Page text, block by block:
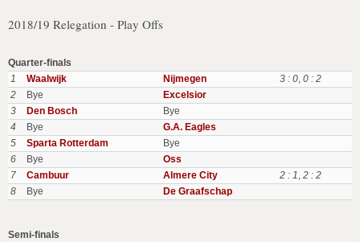
2018/19 Relegation - Play Offs
Quarter-finals
1
Waalwijk Nijmegen 3 : 0, 0 : 2
2
Bye
Excelsior
3
Den Bosch
Bye
4
Bye
G.A. Eagles
5
Sparta Rotterdam
Bye
6
Bye
Oss
7
Cambuur Almere City 2 : 1, 2 : 2
8
Bye De Graafschap
Semi-finals